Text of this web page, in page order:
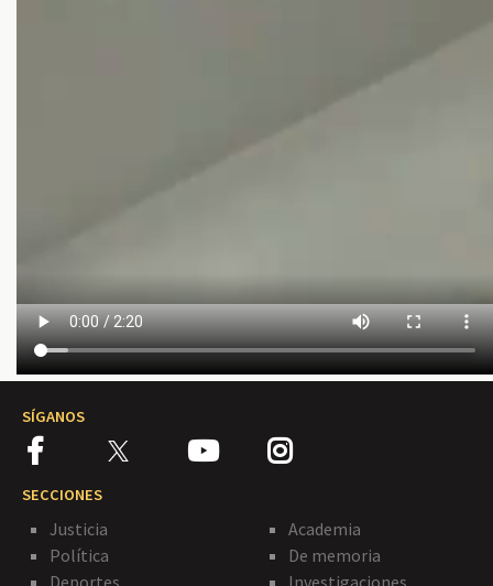
SÍGANOS
SECCIONES
Justicia
Política
Deportes
Academia
De memoria
Investigaciones